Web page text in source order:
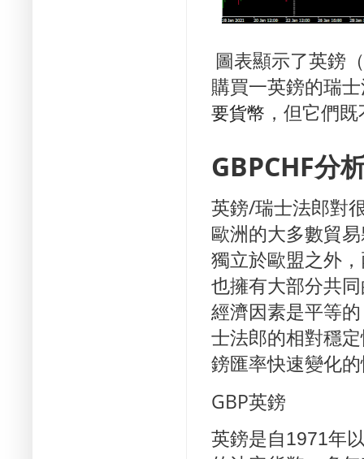
圖表顯示了英鎊
購買一英鎊的瑞
要貨幣 ，但它們既
GBPCHF分
英鎊/瑞士法郎對
歐洲的大多數貿
獨立於歐盟之外
也擁有大部分共
經濟因素是平等
士法郎的相對穩
鎊匯率快速變化
GBP英鎊
英鎊是自1971年